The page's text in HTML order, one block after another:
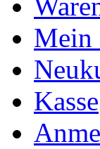
Mein
Kasse